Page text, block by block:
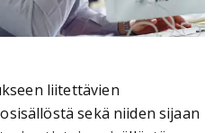
liitettävien
sekä niiden sijaan